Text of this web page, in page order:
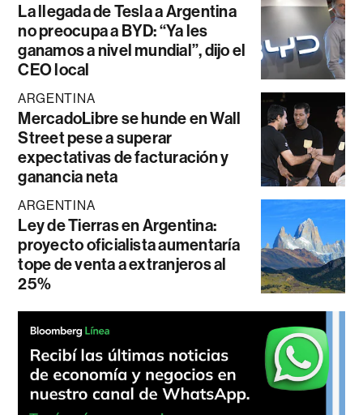
La llegada de Tesla a Argentina
no preocupa a BYD: “Ya les
ganamos a nivel mundial”, dijo el
CEO local
ARGENTINA
MercadoLibre se hunde en Wall
Street pese a superar
expectativas de facturación y
ganancia neta
ARGENTINA
Ley de Tierras en Argentina:
proyecto oficialista aumentaría
tope de venta a extranjeros al
25%